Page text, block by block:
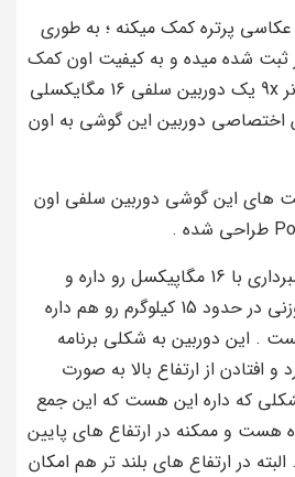
به عکاسی پرتره کمک میکنه ؛ به طوری
ثبت شده میده و به کیفیت اون کمک
میکنه. همچنین گوشی آنر 9x یک دوربین سلفی 16 مگایکسلی
دوربین این گوشی به اون
های این گوشی دوربین سلفی اون
این دوربین توانایی عکسبرداری با 16 مگاپیکسل رو داره و
همچنین قابلیت تحمل وزنی در حدود 15 کیلوگرم رو هم داره
. این دوربین به شکلی برنامه
افتادن از ارتفاع بالا به صورت
که داره این هست که این جمع
هست و ممکنه در ارتفاع های پایین
در ارتفاع های بلند تر هم امکان